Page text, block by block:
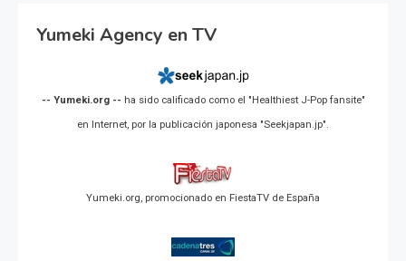
Yumeki Agency en TV
-- Yumeki.org -- ha sido calificado como el "Healthiest J-Pop fansite"
en Internet, por la publicación japonesa "Seekjapan.jp".
Yumeki.org, promocionado en FiestaTV de España